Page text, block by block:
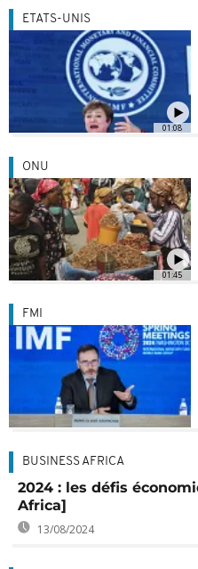
01:08
ETATS-UNIS
01:45
ONU
FMI
BUSINESS AFRICA
2024 : les défis
Africa]
13/08/2024